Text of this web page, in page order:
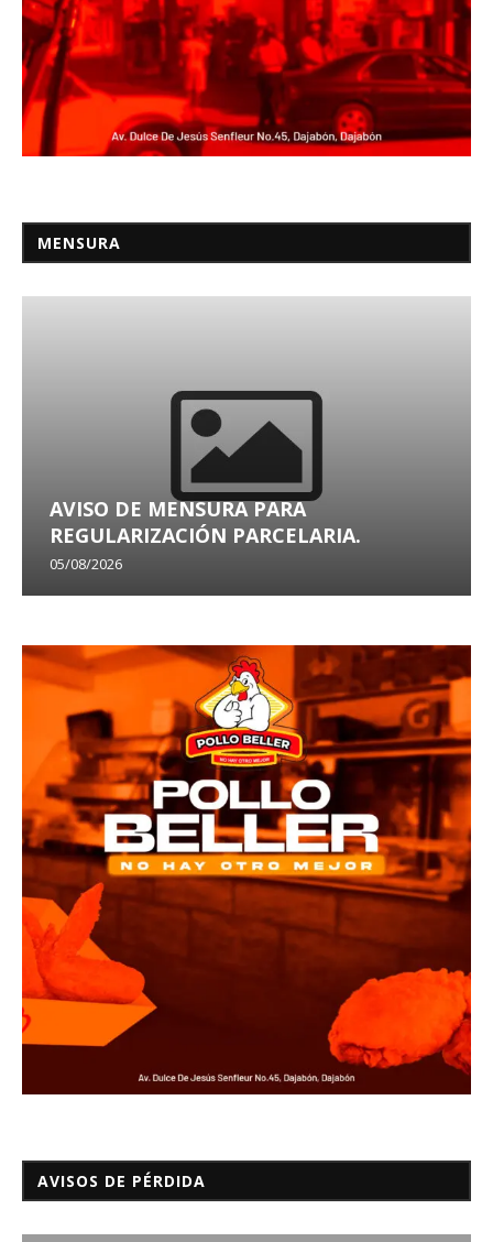
MENSURA
AVISO DE MENSURA PARA
REGULARIZACIÓN PARCELARIA.
05/08/2026
AVISOS DE PÉRDIDA